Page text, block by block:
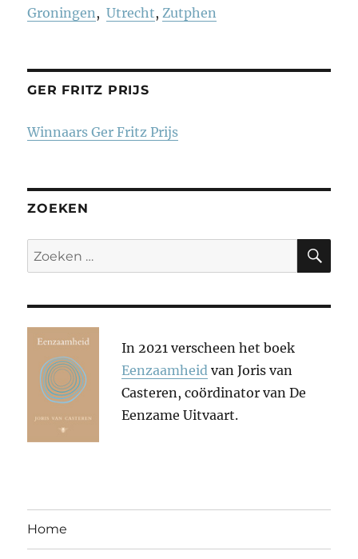
Groningen,Utrecht,Zutphen
GER FRITZ PRIJS
Winnaars Ger Fritz Prijs
ZOEKEN
Zoeken
naar:
In 2021 verscheen het boek
Eenzaamheid van Joris van
Casteren, coördinator van De
Eenzame Uitvaart.
Home